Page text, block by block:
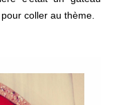
coller au thème.